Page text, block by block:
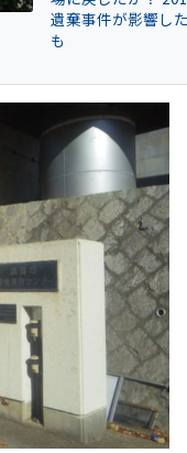
遺棄事件が影響し
も